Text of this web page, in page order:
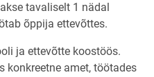
tavaliselt 1 nädal
õppija ettevõttes.
ja ettevõtte koostöös.
konkreetne amet, töötades